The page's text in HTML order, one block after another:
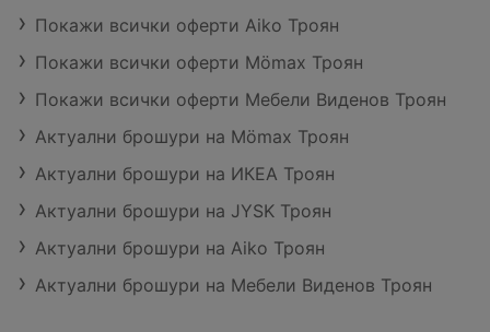
Покажи всички оферти Aiko Троян
Покажи всички оферти Mömax Троян
Покажи всички оферти Мебели Виденов Троян
Актуални брошури на Mömax Троян
Актуални брошури на ИКЕА Троян
Актуални брошури на JYSK Троян
Актуални брошури на Aiko Троян
Актуални брошури на Мебели Виденов Троян